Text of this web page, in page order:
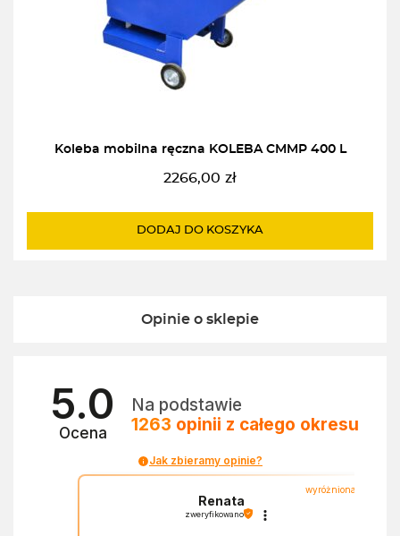
Koleba mobilna ręczna KOLEBA CMMP 400 L
2266,00 zł
DODAJ DO KOSZYKA
Opinie o sklepie
5.0
Ocena
Na podstawie
1263 opinii z całego okresu
Jak zbieramy opinie?
wyróżniona
Renata
zweryfikowano